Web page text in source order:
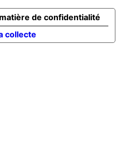
collecte
de confidentialité